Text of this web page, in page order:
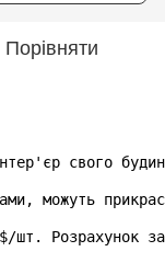
Порівняти
свого
можуть
шт. Розрахунок